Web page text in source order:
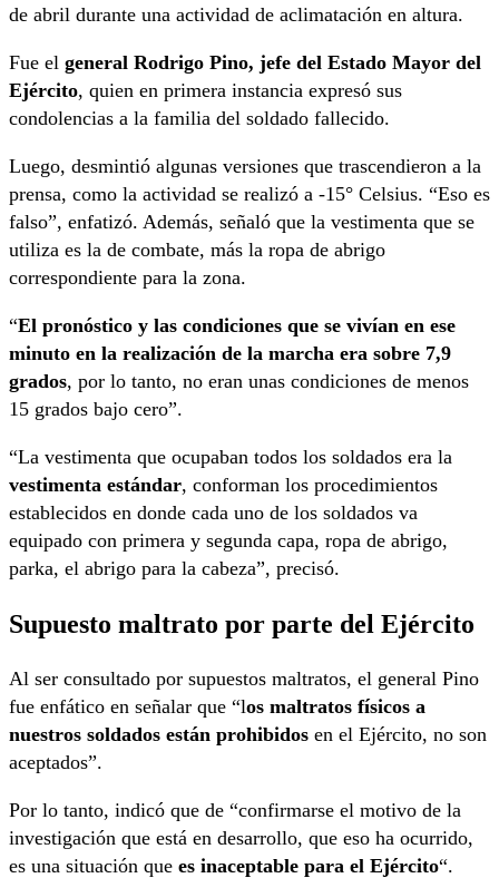
de abril durante una actividad de aclimatación en altura.
Fue el general Rodrigo Pino, jefe del Estado Mayor del
Ejército, quien en primera instancia expresó sus
condolencias a la familia del soldado fallecido.
Luego, desmintió algunas versiones que trascendieron a la
prensa, como la actividad se realizó a -15° Celsius. “Eso es
falso”, enfatizó. Además, señaló que la vestimenta que se
utiliza es la de combate, más la ropa de abrigo
correspondiente para la zona.
“El pronóstico y las condiciones que se vivían en ese
minuto en la realización de la marcha era sobre 7,9
grados, por lo tanto, no eran unas condiciones de menos
15 grados bajo cero”.
“La vestimenta que ocupaban todos los soldados era la
vestimenta estándar, conforman los procedimientos
establecidos en donde cada uno de los soldados va
equipado con primera y segunda capa, ropa de abrigo,
parka, el abrigo para la cabeza”, precisó.
Supuesto maltrato por parte del Ejército
Al ser consultado por supuestos maltratos, el general Pino
fue enfático en señalar que “los maltratos físicos a
nuestros soldados están prohibidos en el Ejército, no son
aceptados”.
Por lo tanto, indicó que de “confirmarse el motivo de la
investigación que está en desarrollo, que eso ha ocurrido,
es una situación que es inaceptable para el Ejército“.